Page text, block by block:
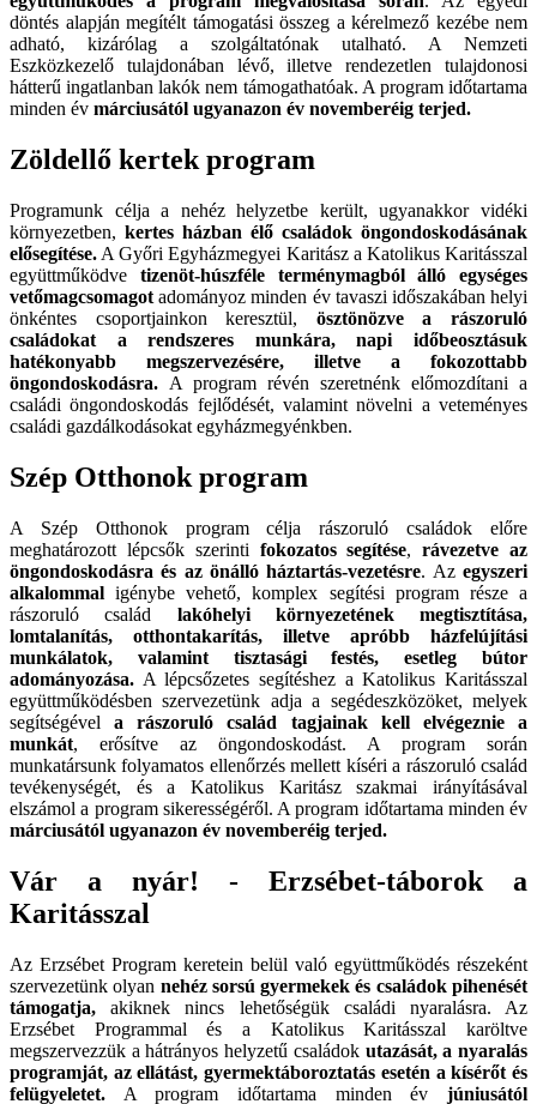
döntés alapján megítélt támogatási összeg a kérelmező kezébe nem
adható, kizárólag a szolgáltatónak utalható. A Nemzeti
Eszközkezelő tulajdonában lévő, illetve rendezetlen tulajdonosi
hátterű ingatlanban lakók nem támogathatóak. A program időtartama
minden év márciusától ugyanazon év novemberéig terjed.
Zöldellő kertek program
Programunk célja a nehéz helyzetbe került, ugyanakkor vidéki
környezetben, kertes házban élő családok öngondoskodásának
elősegítése. A Győri Egyházmegyei Karitász a Katolikus Karitásszal
együttműködve tizenöt-húszféle terménymagból álló egységes
vetőmagcsomagot adományoz minden év tavaszi időszakában helyi
önkéntes csoportjainkon keresztül, ösztönözve a rászoruló
családokat a rendszeres munkára, napi időbeosztásuk
hatékonyabb megszervezésére, illetve a fokozottabb
öngondoskodásra. A program révén szeretnénk előmozdítani a
családi öngondoskodás fejlődését, valamint növelni a veteményes
családi gazdálkodásokat egyházmegyénkben.
Szép Otthonok program
A Szép Otthonok program célja rászoruló családok előre
meghatározott lépcsők szerinti fokozatos segítése,rávezetve az
öngondoskodásra és az önálló háztartás-vezetésre. Azegyszeri
alkalommal igénybe vehető, komplex segítési program része a
rászoruló család lakóhelyi környezetének megtisztítása,
lomtalanítás, otthontakarítás, illetve apróbb házfelújítási
munkálatok, valamint tisztasági festés, esetleg bútor
adományozása. A lépcsőzetes segítéshez a Katolikus Karitásszal
együttműködésben szervezetünk adja a segédeszközöket, melyek
segítségévela rászoruló család tagjainak kell elvégeznie a
munkát, erősítve az öngondoskodást. A program során
munkatársunk folyamatos ellenőrzés mellett kíséri a rászoruló család
tevékenységét, és a Katolikus Karitász szakmai irányításával
elszámol a program sikerességéről. A program időtartama minden év
márciusától ugyanazon év novemberéig terjed.
Vár a nyár! - Erzsébet-táborok a
Karitásszal
Az Erzsébet Program keretein belül való együttműködés részeként
szervezetünk olyan nehéz sorsú gyermekek és családok pihenését
támogatja, akiknek nincs lehetőségük családi nyaralásra. Az
Erzsébet Programmal és a Katolikus Karitásszal karöltve
megszervezzük a hátrányos helyzetű családok utazását, a nyaralás
programját, az ellátást, gyermektáboroztatás esetén a kísérőt és
felügyeletet. A program időtartama minden év júniusától